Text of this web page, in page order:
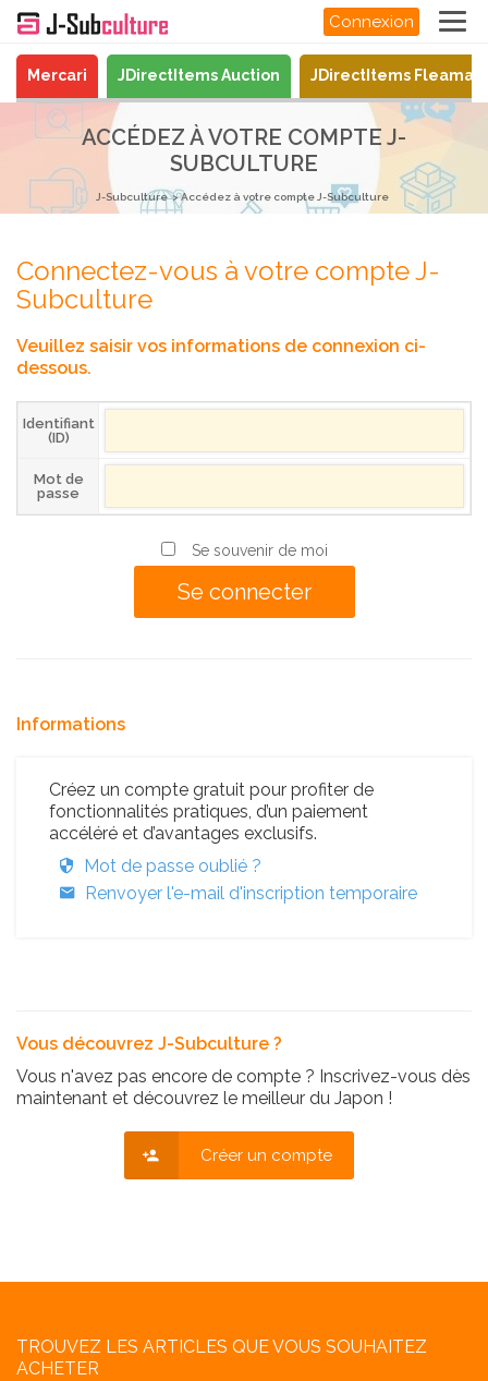
Connexion
Mercari JDirectItems Auction JDirectItems
ACCÉDEZ À VOTRE COMPTE J-
SUBCULTURE
J-Subculture Accédez à votre compte J-Subculture
Connectez-vous à votre compte J-
Subculture
Veuillez saisir vos informations de connexion ci-
dessous.
Identifiant
(ID)
Mot de
passe
Se souvenir de moi
Informations
Créez un compte gratuit pour profiter de
fonctionnalités pratiques, d’un paiement
accéléré et d’avantages exclusifs.
Mot de passe oublié ?
Renvoyer l'e-mail d'inscription temporaire
Vous découvrez J-Subculture ?
Vous n'avez pas encore de compte ? Inscrivez-vous dès
maintenant et découvrez le meilleur du Japon !
Créer un compte
TROUVEZ LES ARTICLES QUE VOUS SOUHAITEZ
ACHETER